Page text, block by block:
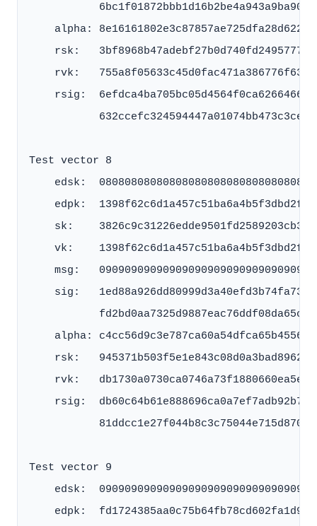
alpha:
rsk:
rvk:
rsig:
Test vector 8
edsk:
edpk:
sk:
vk:
msg:
sig:
alpha:
rsk:
rvk:
rsig:
Test vector 9
edsk:
edpk: